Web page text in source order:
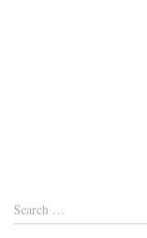
S
e
Search …